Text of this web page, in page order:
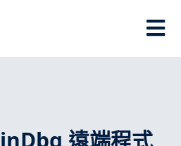
遠端程式